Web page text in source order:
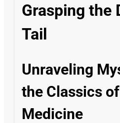
Grasping the
Tail
Unraveling
the Classics
Medicine